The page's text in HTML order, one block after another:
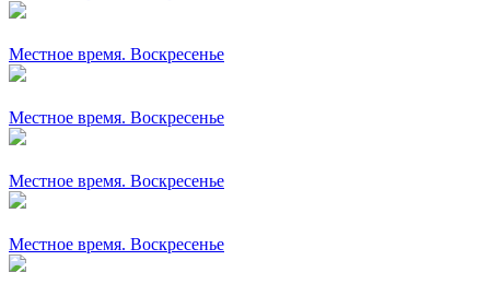
Местное время. Воскресенье
Местное время. Воскресенье
Местное время. Воскресенье
Местное время. Воскресенье